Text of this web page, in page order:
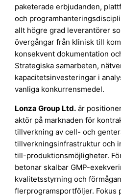
paketerade erbjudanden,
och
allt högre grad leverantörer
övergångar från klinisk till
konsekvent dokumentation
Strategiska samarbeten,
kapacitetsinvesteringar i
vanliga konkurrensmedel.
Lonza Group Ltd. är
aktör på marknaden för
tillverkning av cell- och
tillverkningsinfrastruktur och
till-produktionsmöjligheter.
betonar skalbar GMP-
kvalitetsstyrning och
flerprogramsportföljer. Fokus